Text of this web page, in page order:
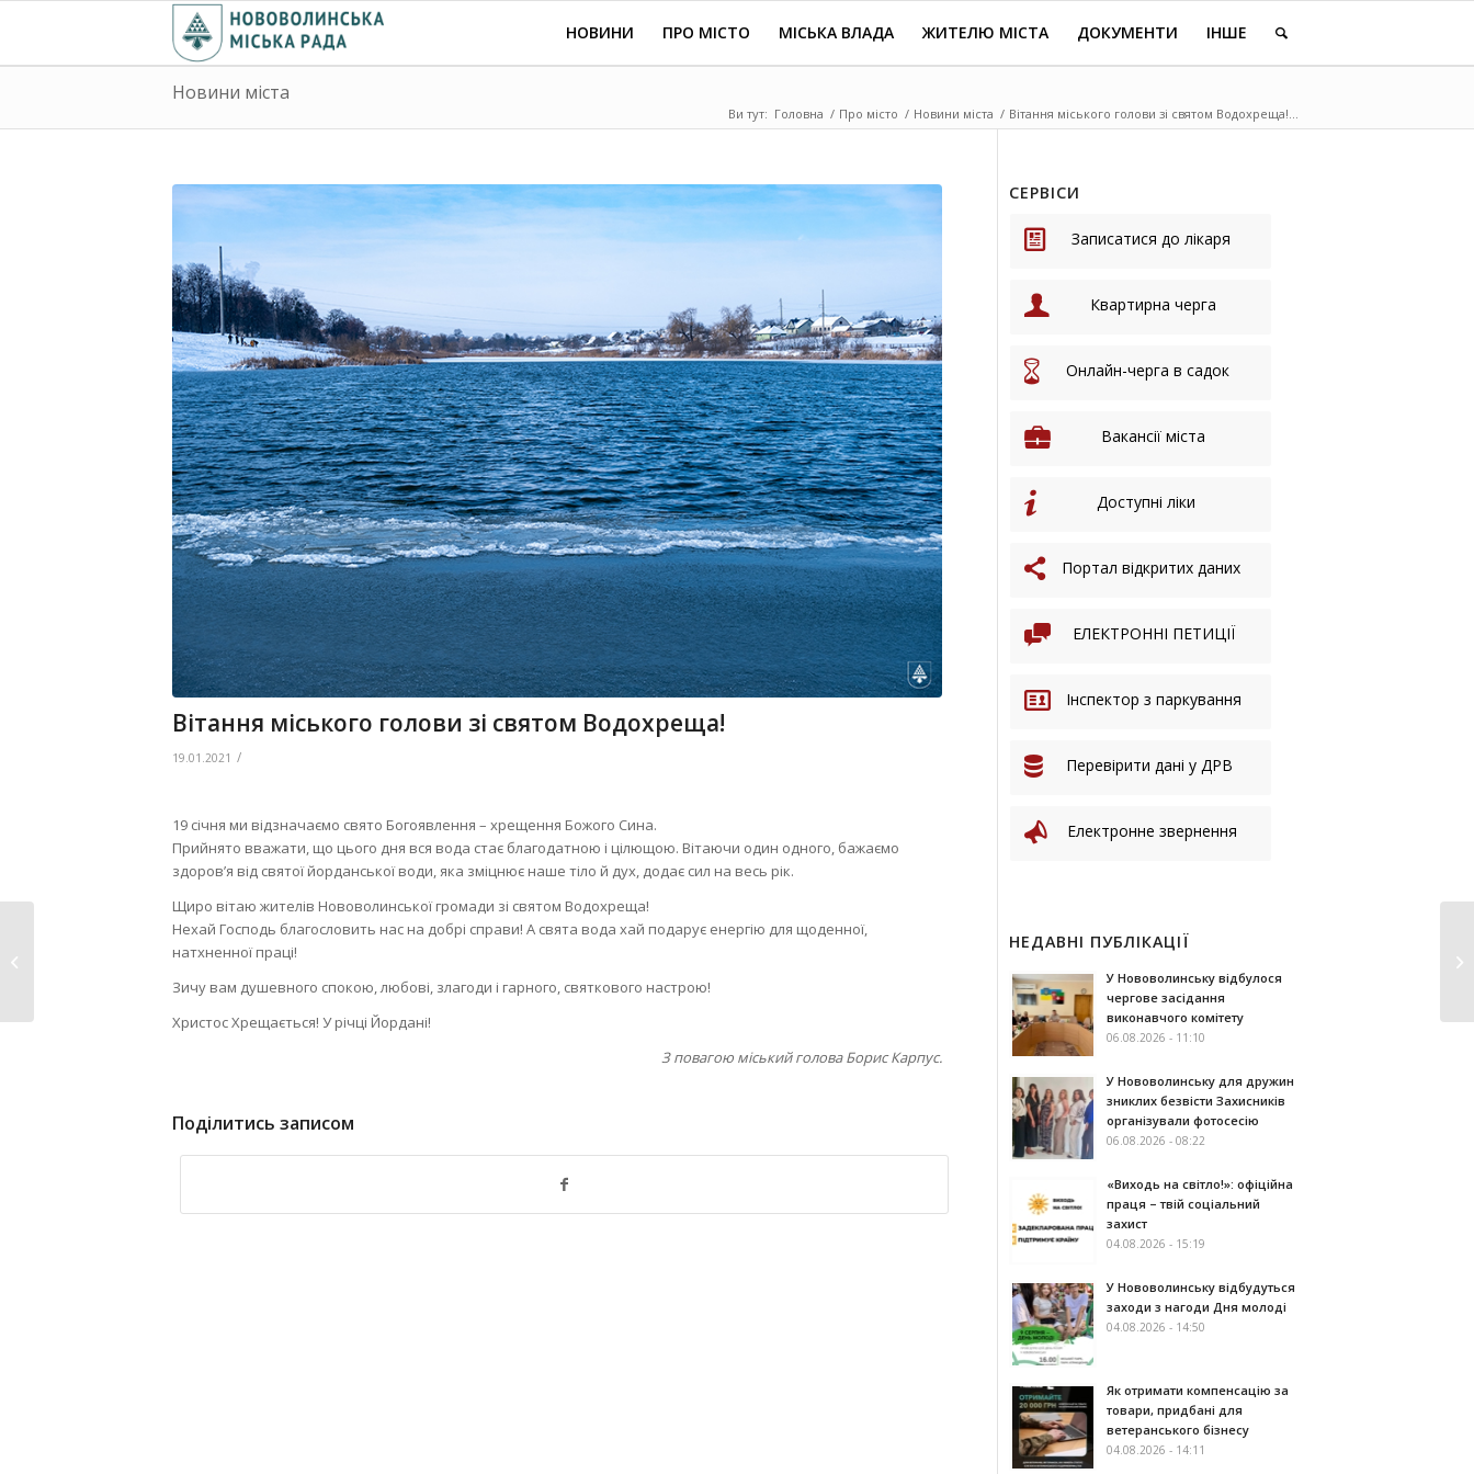
НОВИНИ ПРО МІСТО МІСЬКА ВЛАДА ЖИТЕЛЮ МІСТА ДОКУМЕНТИ ІНШЕ
Новини міста
Ви тут: Головна / Про місто / Новини міста / Вітання міського голови зі святом Водохреща!...
Вітання міського голови зі святом Водохреща!
19.01.2021 /
19 січня ми відзначаємо свято Богоявлення – хрещення Божого Сина.
Прийнято вважати, що цього дня вся вода стає благодатною і цілющою. Вітаючи один одного, бажаємо
здоров’я від святої йорданської води, яка зміцнює наше тіло й дух, додає сил на весь рік.
Щиро вітаю жителів Нововолинської громади зі святом Водохреща!
Нехай Господь благословить нас на добрі справи! А свята вода хай подарує енергію для щоденної,
натхненної праці!
Зичу вам душевного спокою, любові, злагоди і гарного, святкового настрою!
Христос Хрещається! У річці Йордані!
З повагою міський голова Борис Карпус.
Поділитись записом
СЕРВІСИ
Записатися до лікаря
Квартирна черга
Онлайн-черга в садок
Вакансії міста
Доступні ліки
Портал відкритих даних
ЕЛЕКТРОННІ ПЕТИЦІЇ
Інспектор з паркування
Перевірити дані у ДРВ
Електронне звернення
НЕДАВНІ ПУБЛІКАЦІЇ
У Нововолинську відбулося
чергове засідання
виконавчого комітету
06.08.2026 - 11:10
У Нововолинську для дружин
зниклих безвісти Захисників
організували фотосесію
06.08.2026 - 08:22
«Виходь на світло!»: офіційна
праця – твій соціальний
захист
04.08.2026 - 15:19
У Нововолинську відбудуться
заходи з нагоди Дня молоді
04.08.2026 - 14:50
Як отримати компенсацію за
товари, придбані для
ветеранського бізнесу
04.08.2026 - 14:11
міста Нововолинська,